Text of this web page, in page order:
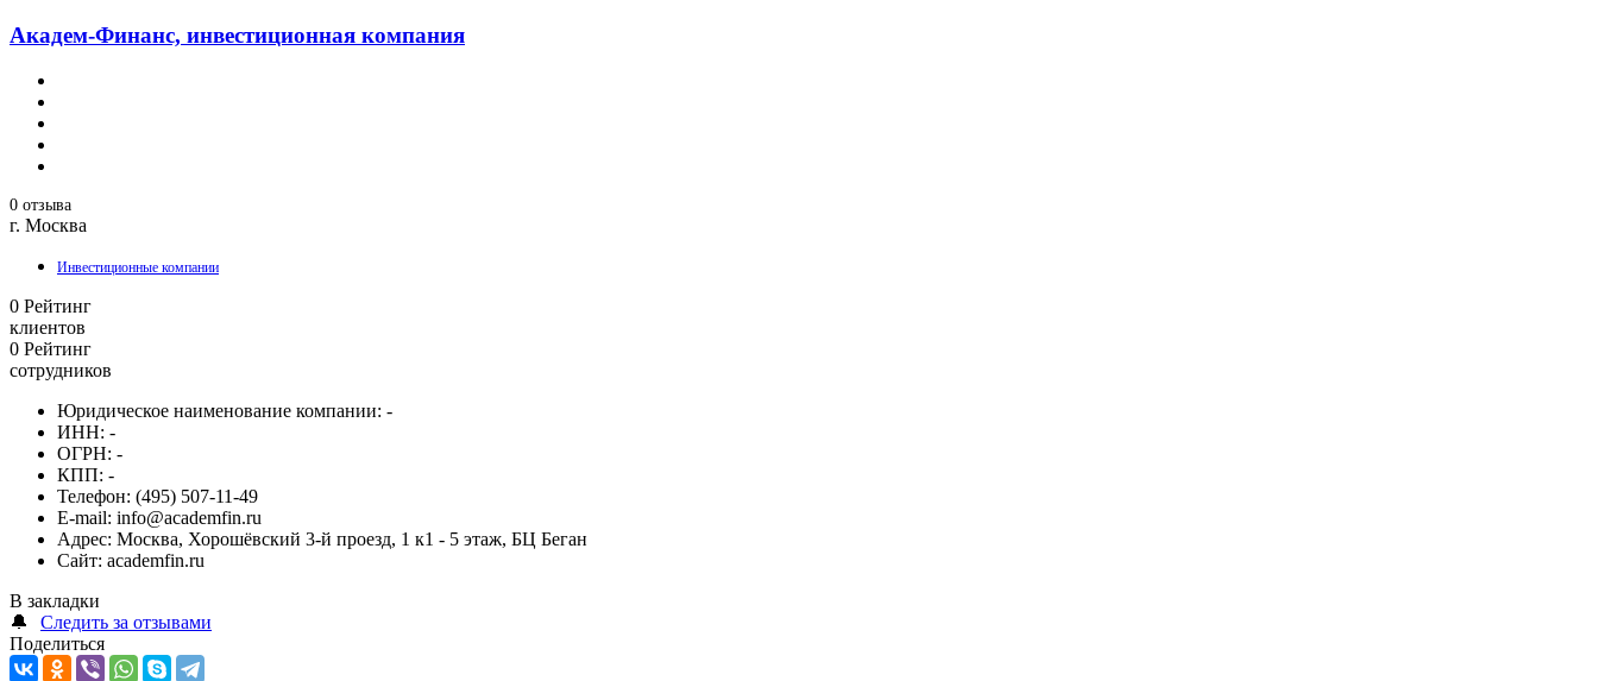
Академ-Финанс, инвестиционная компания
0 отзыва
г. Москва
Инвестиционные компании
0 Рейтинг
клиентов
0 Рейтинг
сотрудников
Юридическое наименование компании: -
ИНН: -
ОГРН: -
КПП: -
Телефон: (495) 507-11-49
E-mail: info@academfin.ru
Адрес: Москва, Хорошёвский 3-й проезд, 1 к1 - 5 этаж, БЦ Беган
Сайт: academfin.ru
В закладки
🔔
Следить за отзывами
Поделиться